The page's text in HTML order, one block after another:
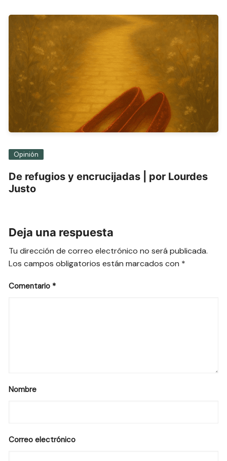
Opinión
De refugios y encrucijadas | por Lourdes
Justo
Deja una respuesta
Tu dirección de correo electrónico no será publicada.
Los campos obligatorios están marcados con *
Comentario *
Nombre
Correo electrónico